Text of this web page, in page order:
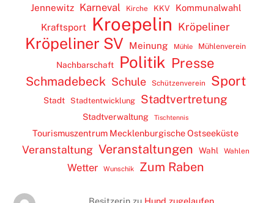
Jennewitz Karneval Kirche KKV
Kommunalwahl
Kraftsport
Kroepelin Kröpeliner
Kröpeliner SV Meinung Mühle Mühlenverein
Nachbarschaft Politik Presse
Schmadebeck Schule Schützenverein Sport
Stadt Stadtentwicklung Stadtvertretung
Stadtverwaltung Tischtennis
Tourismuszentrum Mecklenburgische Ostseeküste
Veranstaltung Veranstaltungen Wahl Wahlen
Wetter Wunschik Zum Raben